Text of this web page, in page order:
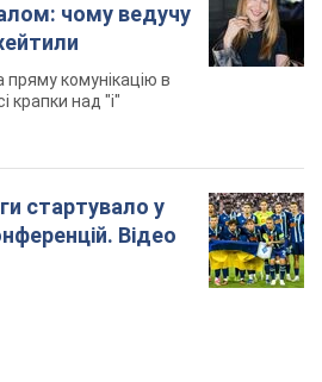
чому ведучу
комунікацію в
крапки над "і"
стартувало у
Відео